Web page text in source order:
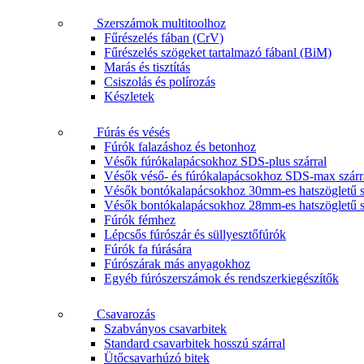
Szerszámok multitoolhoz
Fűrészelés fában (CrV)
Fűrészelés szögeket tartalmazó fábanl (BiM)
Marás és tisztítás
Csiszolás és polírozás
Készletek
Fúrás és vésés
Fúrók falazáshoz és betonhoz
Vésők fúrókalapácsokhoz SDS-plus szárral
Vésők véső- és fúrókalapácsokhoz SDS-max
Vésők bontókalapácsokhoz 30mm-es hatszögletű
Vésők bontókalapácsokhoz 28mm-es hatszögletű
Fúrók fémhez
Lépcsős fúrószár és süllyesztőfúrók
Fúrók fa fúrására
Fúrószárak más anyagokhoz
Egyéb fúrószerszámok és rendszerkiegészítők
Csavarozás
Szabványos csavarbitek
Standard csavarbitek hosszú szárral
Ütőcsavarhúzó bitek